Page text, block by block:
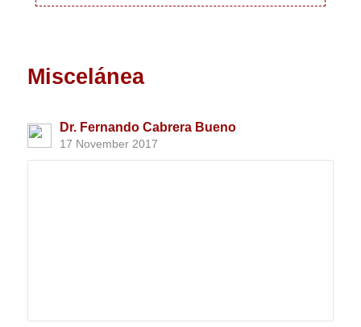
Miscelánea
Dr. Fernando Cabrera Bueno
17 November 2017